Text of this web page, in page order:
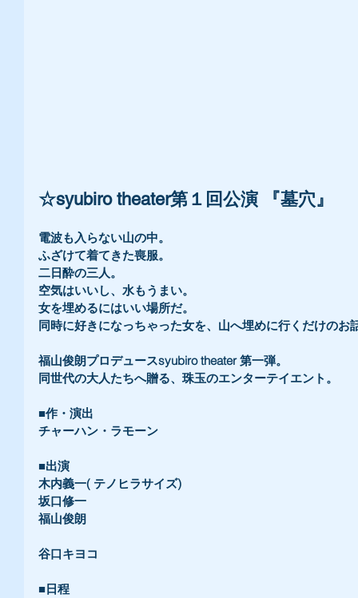
☆syubiro theater第１回公演 『墓穴』
電波も入らない山の中。
ふざけて着てきた喪服。
二日酔の三人。
空気はいいし、水もうまい。
女を埋めるにはいい場所だ。
同時に好きになっちゃった女を、山へ埋めに行くだけのお
福山俊朗プロデュースsyubiro theater 第一弾。
同世代の大人たちへ贈る、珠玉のエンターテイエント。
■作・演出
チャーハン・ラモーン
■出演
木内義一( テノヒラサイズ)
坂口修一
福山俊朗
谷口キヨコ
■日程